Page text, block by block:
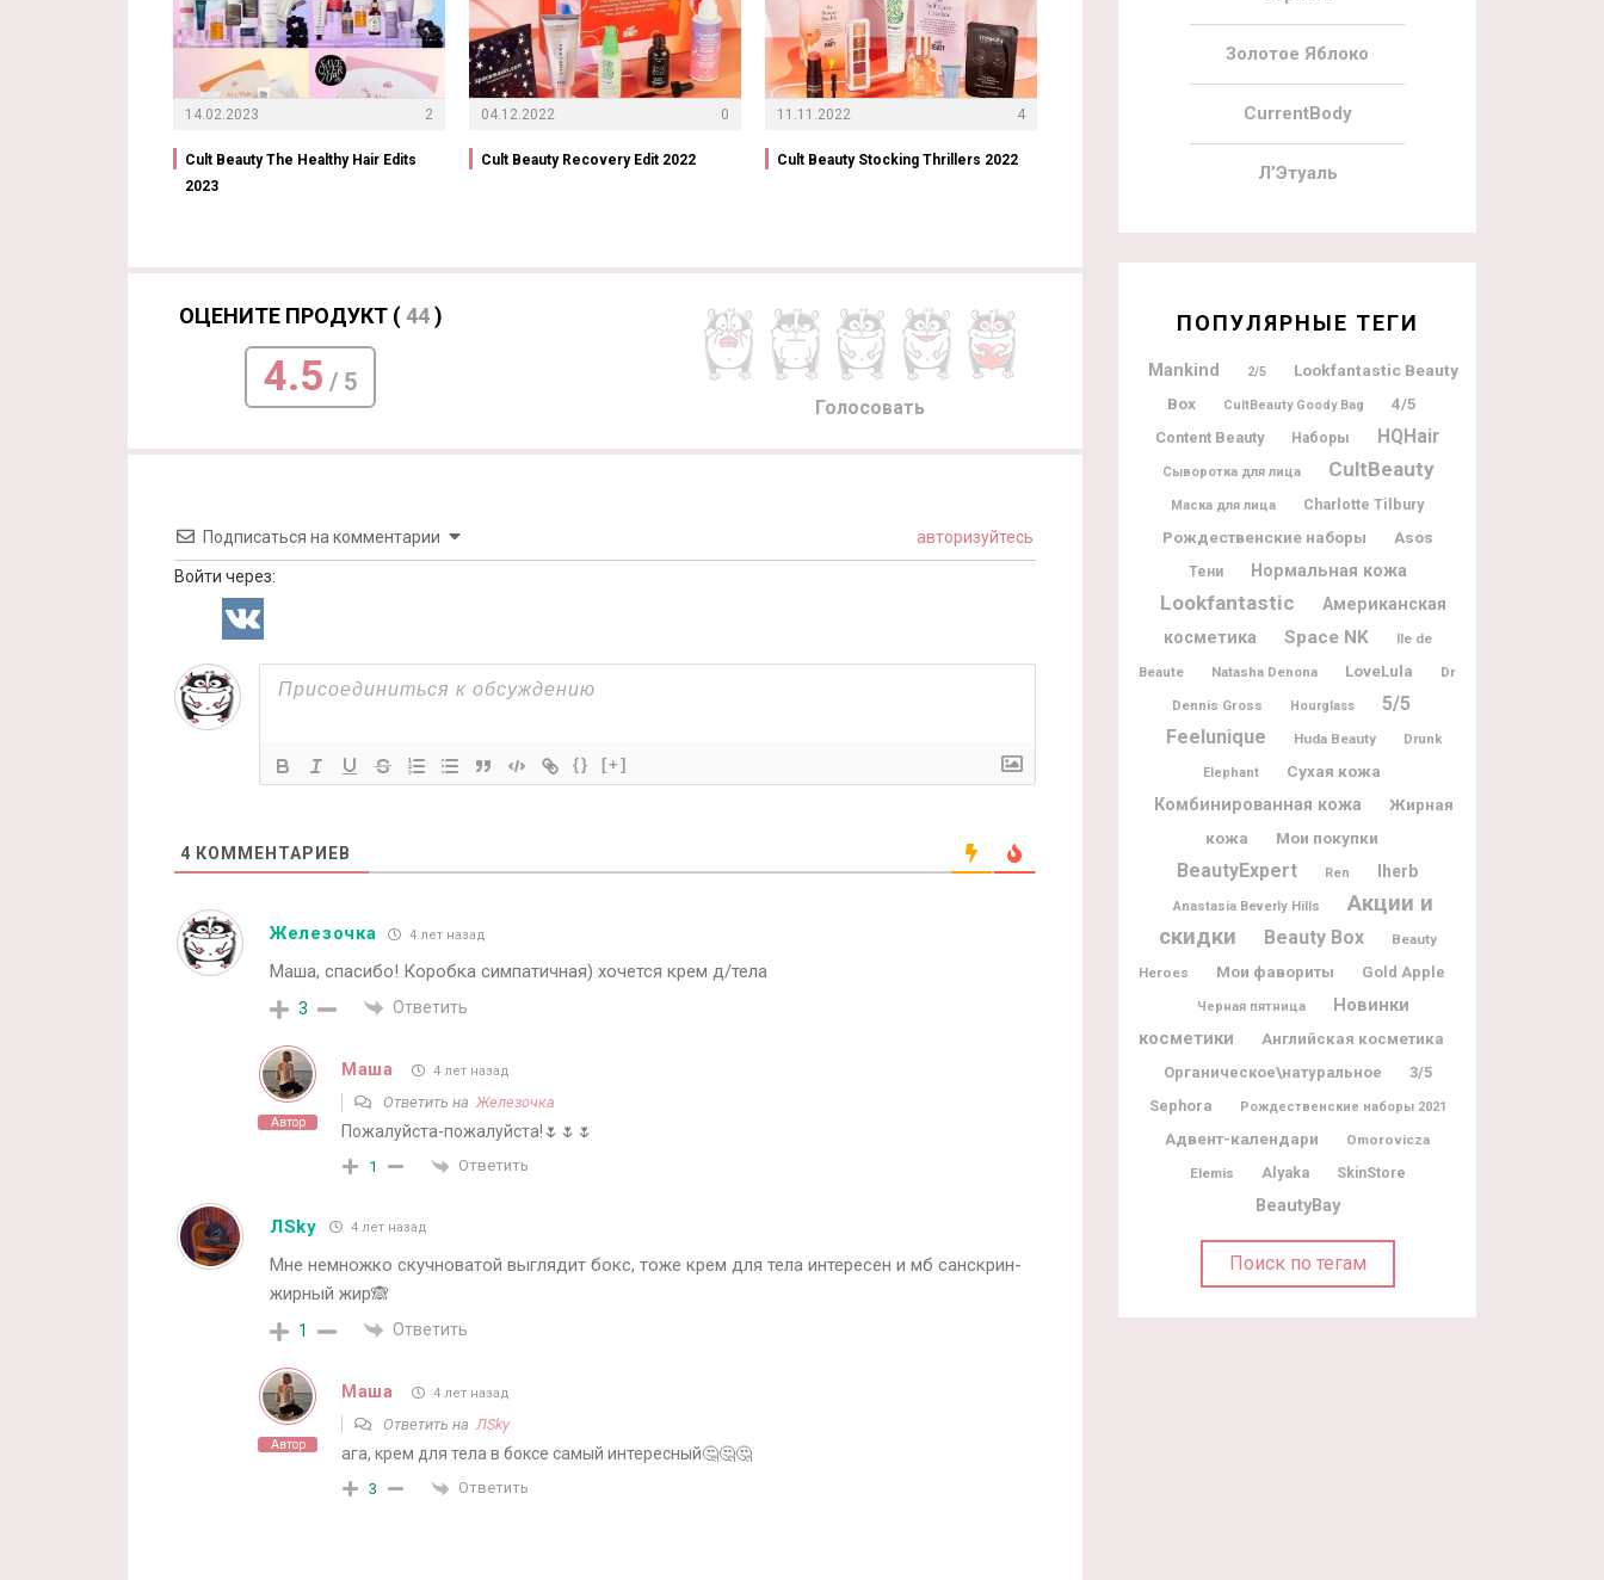
14.02.2023 2
Cult Beauty The Healthy Hair Edits
2023
04.12.2022 0
Cult Beauty Recovery Edit 2022
11.11.2022 4
Cult Beauty Stocking Thrillers 2022
4
ОЦЕНИТЕ ПРОДУКТ (44)
4.5 / 5
Голосовать
Подписаться на комментарии авторизуйтесь
Войти через:
{} [+]
4 КОММЕНТАРИЕВ
Железочка 4 лет назад
Маша, спасибо! Коробка симпатичная) хочется крем д/тела
3 Ответить
Автор
Маша 4 лет назад
Ответить на Железочка
Пожалуйста-пожалуйста!🌷🌷🌷
1 Ответить
ЛSky 4 лет назад
Мне немножко скучноватой выглядит бокс, тоже крем для тела интересен и мб санскрин-
жирный жир🙈
1 Ответить
Автор
Маша 4 лет назад
Ответить наЛSky
ага, крем для тела в боксе самый интересный🤔🤔🤔
3 Ответить
Золотое Яблоко
CurrentBody
Л’Этуаль
ПОПУЛЯРНЫЕ ТЕГИ
Mankind 2/5
Lookfantastic Beauty
Box
CultBeauty Goody Bag
4/5
Content Beauty
Наборы HQHair
Сыворотка для лица CultBeauty
Маска для лица Charlotte Tilbury
Рождественские наборы Asos
Тени Нормальная кожа
Lookfantastic
Американская
косметика
Space NK
Ile de
Beaute
Natasha Denona LoveLula
Dr
Dennis Gross
Hourglass
5/5
Feelunique
Huda Beauty Drunk
Elephant Сухая кожа
Комбинированная кожа
Жирная
кожа
Мои покупки
BeautyExpert Ren Iherb
Anastasia Beverly Hills
Акции и
скидки
Beauty Box
Beauty
Heroes
Мои фавориты Gold Apple
Черная пятница
Новинки
косметики
Английская косметика
Органическое\натуральное
3/5
Sephora
Рождественские наборы 2021
Адвент-календари
Omorovicza
Elemis
Alyaka SkinStore
BeautyBay
Поиск по тегам